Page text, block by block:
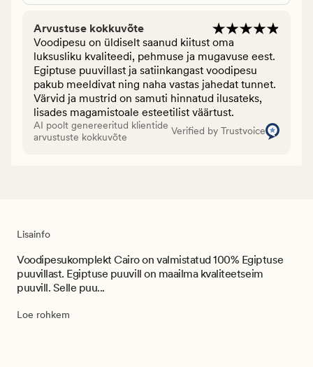
Arvustuse kokkuvõte
Voodipesu on üldiselt saanud kiitust oma
luksusliku kvaliteedi, pehmuse ja mugavuse eest.
Egiptuse puuvillast ja satiinkangast voodipesu
pakub meeldivat ning naha vastas jahedat tunnet.
Värvid ja mustrid on samuti hinnatud ilusateks,
lisades magamistoale esteetilist väärtust.
AI poolt genereeritud klientide
arvustuste kokkuvõte
Verified by Trustvoice
Lisainfo
Voodipesukomplekt Cairo on valmistatud 100% Egiptuse
puuvillast. Egiptuse puuvill on maailma kvaliteetseim
puuvill. Selle puu...
Loe rohkem